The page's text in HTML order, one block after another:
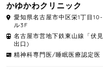
かゆかわクリニック
愛知県名古屋市中区栄1丁目
ル3F
名古屋市営地下鉄東山線「伏
出口)
精神科専門医/睡眠医療認定医